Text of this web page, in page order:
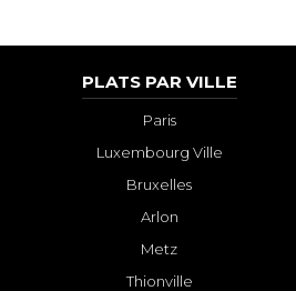
PLATS PAR VILLE
Paris
Luxembourg Ville
Bruxelles
Arlon
Metz
Thionville